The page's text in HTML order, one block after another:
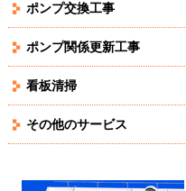
ポンプ交換工事
ポンプ関係更新工事
看板清掃
その他のサービス